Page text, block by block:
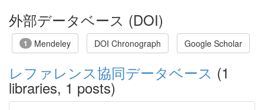
外部データベース (DOI)
1 Mendeley DOI Chronograph Google Scholar
レファレンス協同データベース (1
libraries, 1 posts)